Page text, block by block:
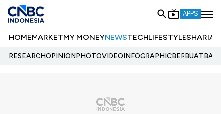
APPS
HOMEMARKETMY MONEYNEWSTECHLIFESTYLESHARIA
RESEARCHOPINIONPHOTOVIDEOINFOGRAPHIC